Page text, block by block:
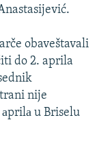
obaveštavali
do 2. aprila
nije
u Briselu